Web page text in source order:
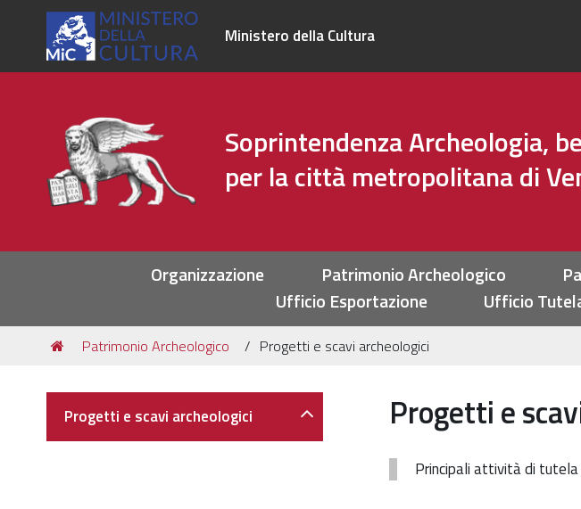
Ministero della Cultura
Soprintendenza Archeologia,
per la città metropolitana di
Organizzazione Patrimonio Archeologico
Ufficio Esportazione
Ufficio
Tu
sei
Patrimonio Archeologico Progetti e scavi archeologici
Progetti e
Principali attività di tutela
Navigazione
Progetti e scavi archeologici